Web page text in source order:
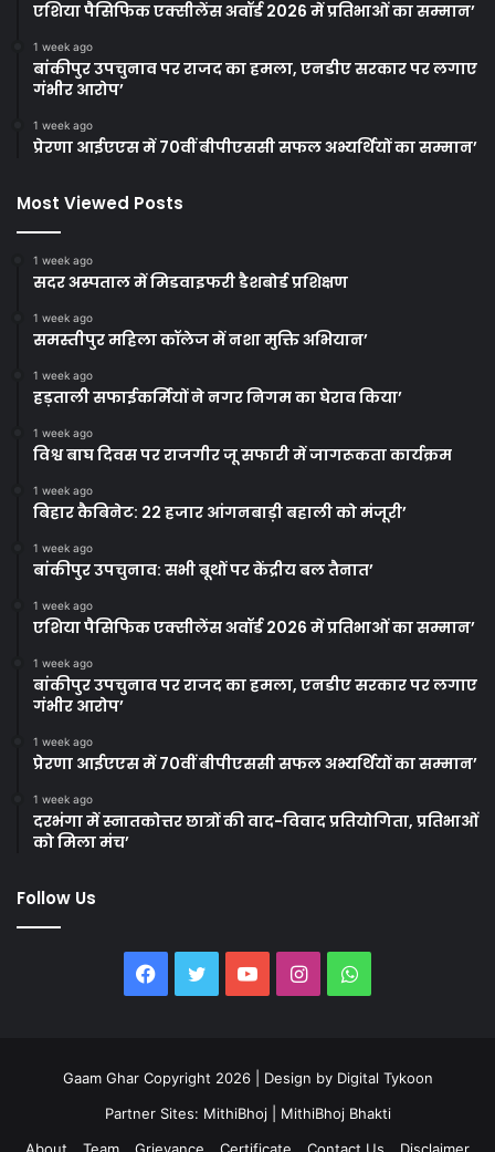
एशिया पैसिफिक एक्सीलेंस अवॉर्ड 2026 में प्रतिभाओं का सम्मान’
1 week ago
बांकीपुर उपचुनाव पर राजद का हमला, एनडीए सरकार पर लगाए
गंभीर आरोप’
1 week ago
प्रेरणा आईएएस में 70वीं बीपीएससी सफल अभ्यर्थियों का सम्मान’
Most Viewed Posts
1 week ago
सदर अस्पताल में मिडवाइफरी डैशबोर्ड प्रशिक्षण
1 week ago
समस्तीपुर महिला कॉलेज में नशा मुक्ति अभियान’
1 week ago
हड़ताली सफाईकर्मियों ने नगर निगम का घेराव किया’
1 week ago
विश्व बाघ दिवस पर राजगीर जू सफारी में जागरूकता कार्यक्रम
1 week ago
बिहार कैबिनेट: 22 हजार आंगनबाड़ी बहाली को मंजूरी’
1 week ago
बांकीपुर उपचुनाव: सभी बूथों पर केंद्रीय बल तैनात’
1 week ago
एशिया पैसिफिक एक्सीलेंस अवॉर्ड 2026 में प्रतिभाओं का सम्मान’
1 week ago
बांकीपुर उपचुनाव पर राजद का हमला, एनडीए सरकार पर लगाए
गंभीर आरोप’
1 week ago
प्रेरणा आईएएस में 70वीं बीपीएससी सफल अभ्यर्थियों का सम्मान’
1 week ago
दरभंगा में स्नातकोत्तर छात्रों की वाद-विवाद प्रतियोगिता, प्रतिभाओं
को मिला मंच’
Follow Us
Facebook
TwitterYouTubeInstagramWhatsApp
Gaam Ghar Copyright 2026 | Design by Digital Tykoon
Partner Sites: MithiBhoj
MithiBhoj Bhakti
About
Team Grievance Certificate Contact Us Disclaimer